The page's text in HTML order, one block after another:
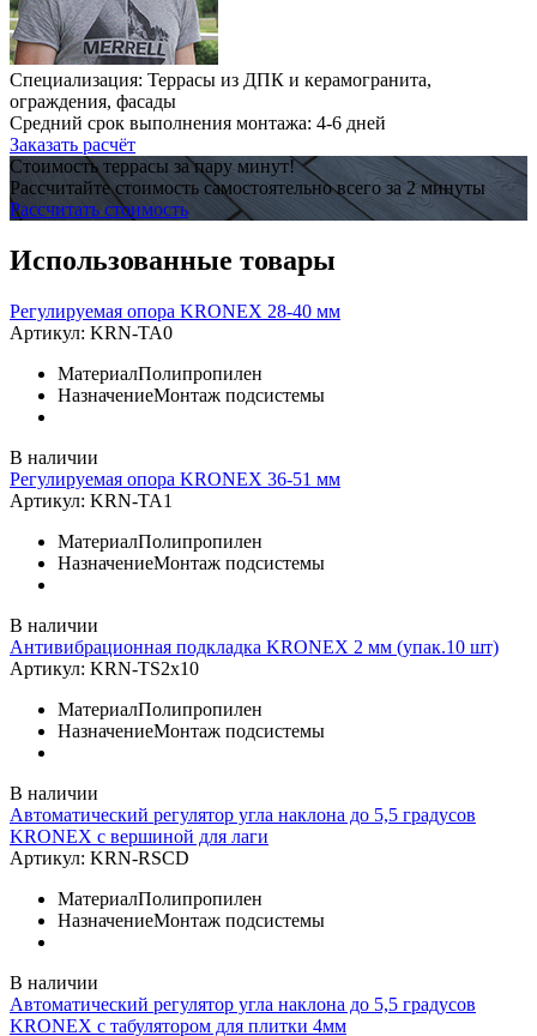
Специализация: Террасы из ДПК и керамогранита,
ограждения, фасады
Средний срок выполнения монтажа: 4-6 дней
Заказать расчёт
Стоимость террасы за пару минут!
Рассчитайте стоимость самостоятельно всего за 2 минуты
Рассчитать стоимость
Использованные товары
Регулируемая опора KRONEX 28-40 мм
Артикул: KRN-TA0
МатериалПолипропилен
НазначениеМонтаж подсистемы
В наличии
Регулируемая опора KRONEX 36-51 мм
Артикул: KRN-TA1
МатериалПолипропилен
НазначениеМонтаж подсистемы
В наличии
Антивибрационная подкладка KRONEX 2 мм (упак.10 шт)
Артикул: KRN-TS2x10
МатериалПолипропилен
НазначениеМонтаж подсистемы
В наличии
Автоматический регулятор угла наклона до 5,5 градусов
KRONEX с вершиной для лаги
Артикул: KRN-RSCD
МатериалПолипропилен
НазначениеМонтаж подсистемы
В наличии
Автоматический регулятор угла наклона до 5,5 градусов
KRONEX с табулятором для плитки 4мм